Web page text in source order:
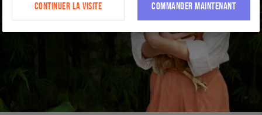
CONTINUER LA VISITE COMMANDER MAINTENANT